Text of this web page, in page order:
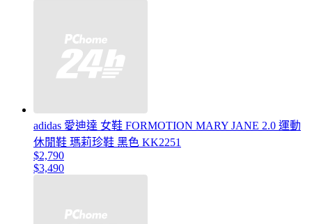
adidas 愛迪達 女鞋 FORMOTION MARY JANE 2.0 運動
休閒鞋 瑪莉珍鞋 黑色 KK2251
$2,790
$3,490